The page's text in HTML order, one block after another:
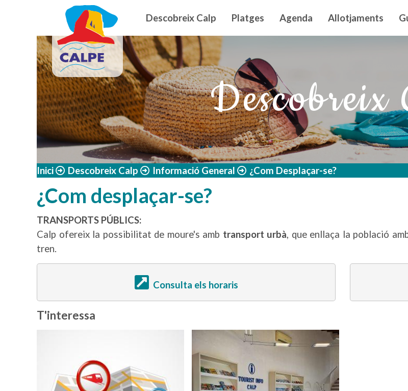
Vés al contingut Navegación principal
Descobreix Calp Platges Agenda Allotjaments
Descobreix
Inici Descobreix Calp Informació General ¿Com Desplaçar-se?
¿Com desplaçar-se?
TRANSPORTS PÚBLICS:
Calp ofereix la possibilitat de moure's amb transport urbà, que enllaça la població
tren.
Consulta els horaris
T'interessa